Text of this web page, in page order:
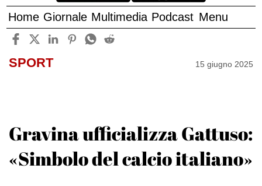
Home Giornale Multimedia Podcast Menu
SPORT 15 giugno 2025
Gravina ufficializza Gattuso:
«Simbolo del calcio italiano»